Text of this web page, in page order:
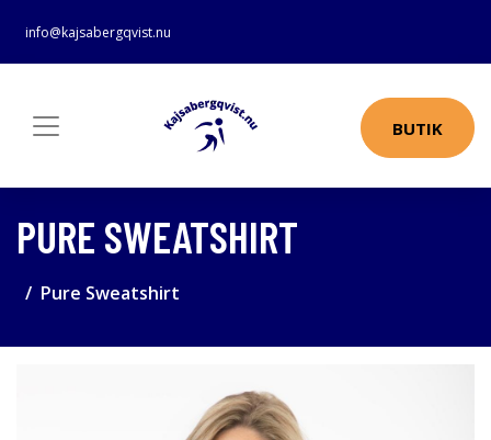
info@kajsabergqvist.nu
BUTIK
PURE SWEATSHIRT
Pure Sweatshirt